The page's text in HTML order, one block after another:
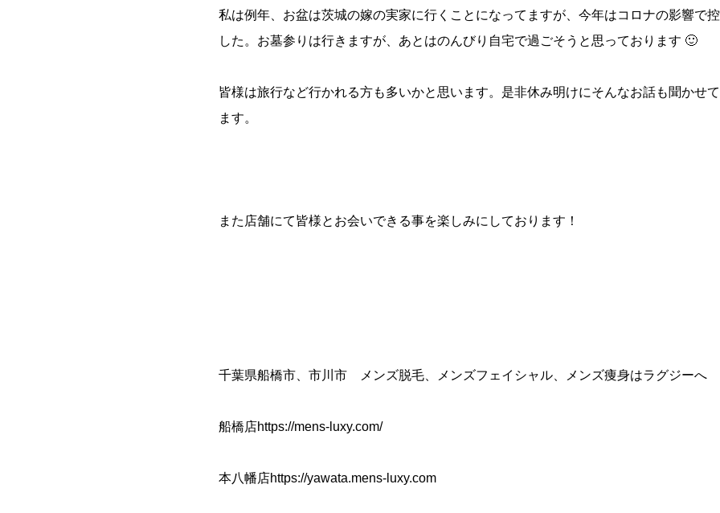
私は例年、お盆は茨城の嫁の実家に行くことになってますが、今年はコロナの影響で
した。お墓参りは行きますが、あとはのんびり自宅で過ごそうと思っております 🙂
皆様は旅行など行かれる方も多いかと思います。是非休み明けにそんなお話も聞かせ
ます。
また店舗にて皆様とお会いできる事を楽しみにしております！
千葉県船橋市、市川市 メンズ脱毛、メンズフェイシャル、メンズ痩身はラグジーへ
船橋店https://mens-luxy.com/
本八幡店https://yawata.mens-luxy.com